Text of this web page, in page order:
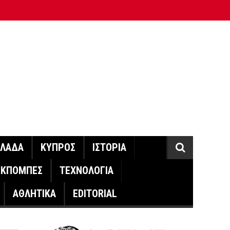
ΚΥΠΡΟΣ
ΙΣΤΟΡΙΑ
ΤΕΧΝΟΛΟΓΙΑ
ΑΘΛΗΤΙΚΑ EDITORIAL